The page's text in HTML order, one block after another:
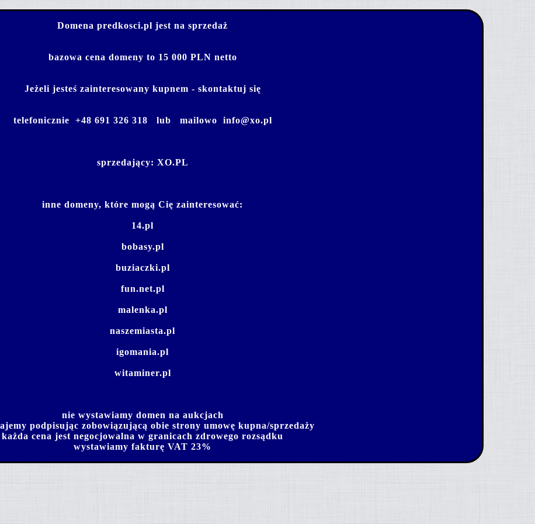
Domena predkosci.pl jest na sprzedaż
bazowa cena domeny to 15 000 PLN netto
Jeżeli jesteś zainteresowany kupnem - skontaktuj się
telefonicznie +48 691 326 318 lub mailowo info@xo.pl
sprzedający: XO.PL
inne domeny, które mogą Cię zainteresować:
14.pl
bobasy.pl
buziaczki.pl
fun.net.pl
malenka.pl
naszemiasta.pl
igomania.pl
witaminer.pl
nie wystawiamy domen na aukcjach
podpisując zobowiązującą obie strony umowę kupna/sprzedaży
każda cena jest negocjowalna w granicach zdrowego rozsądku
wystawiamy fakturę VAT 23%